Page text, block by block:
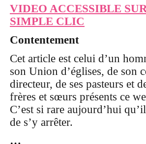
VIDEO ACCESSIBLE
SIMPLE CLIC
Contentement
Cet article est celui d’un
son Union d’églises, de son
directeur, de ses pasteurs et
frères et sœurs présents ce
C’est si rare aujourd’hui
de s’y arrêter.
…